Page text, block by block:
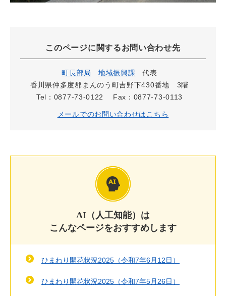
このページに関するお問い合わせ先
町長部局 地域振興課
代表
香川県仲多度郡まんのう町吉野下430番地 3階
Tel：0877-73-0122
Fax：0877-73-0113
メールでのお問い合わせはこちら
AI（人工知能）は
こんなページをおすすめします
ひまわり開花状況2025（令和7年6月12日）
ひまわり開花状況2025（令和7年5月26日）